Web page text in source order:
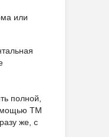
или
полной,
ТМ
же, с